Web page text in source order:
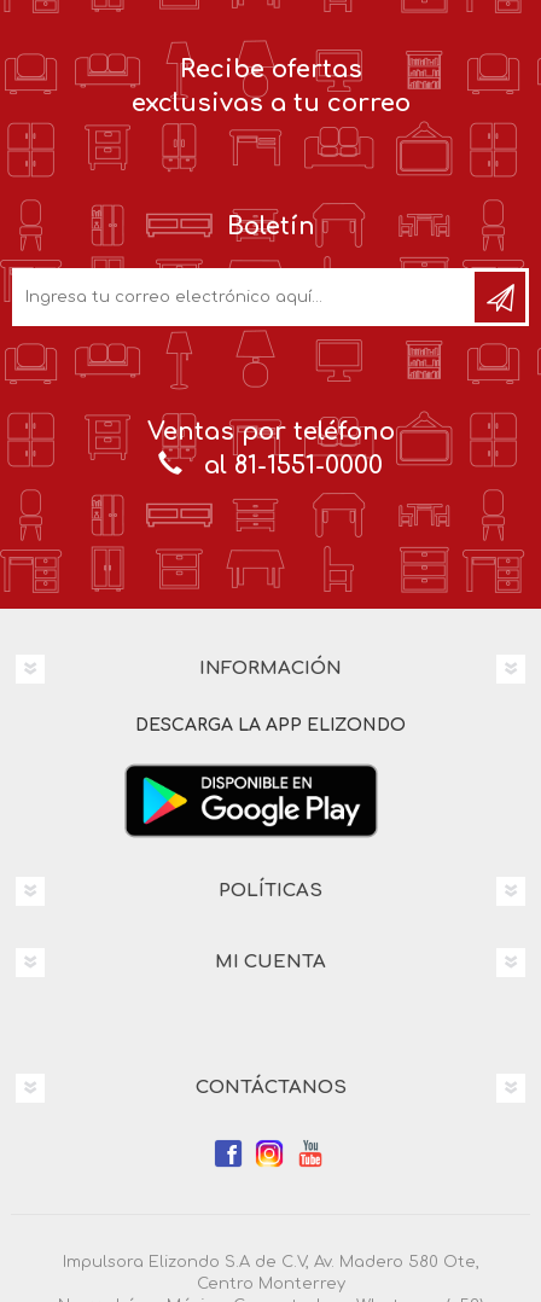
Recibe ofertas
exclusivas a tu correo
Boletín
Ventas por teléfono
al 81-1551-0000
INFORMACIÓN
DESCARGA LA APP ELIZONDO
POLÍTICAS
MI CUENTA
CONTÁCTANOS
Impulsora Elizondo S.A de C.V, Av. Madero 580 Ote,
Centro Monterrey